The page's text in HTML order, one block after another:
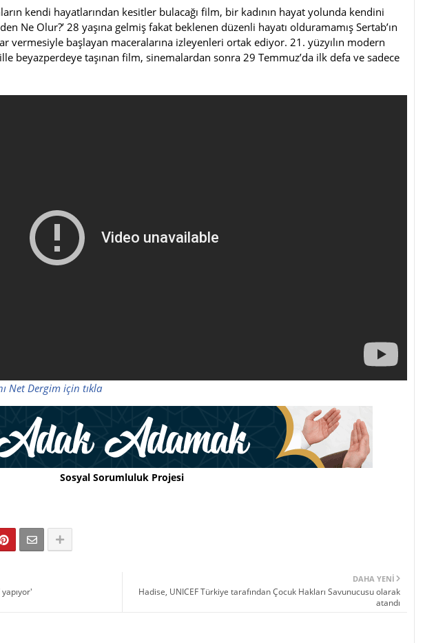
kendi hayatlarından kesitler bulacağı film, bir kadının hayat yolunda kendini
Ne Olur?’ 28 yaşına gelmiş fakat beklenen düzenli hayatı olduramamış Sertab’ın
vermesiyle başlayan maceralarına izleyenleri ortak ediyor. 21. yüzyılın modern
beyazperdeye taşınan film, sinemalardan sonra 29 Temmuz’da ilk defa ve sadece
Net Dergim için tıkla
Sosyal Sorumluluk Projesi
DAHA YENI
Hadise, UNICEF Türkiye tarafından Çocuk Hakları Savunucusu olarak
atandı